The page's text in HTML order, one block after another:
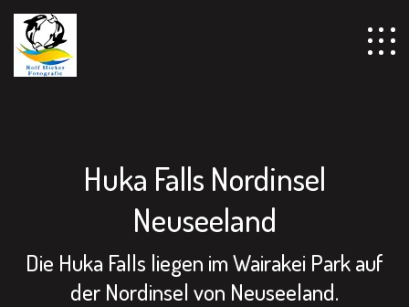
================================================== -->
Huka Falls Nordinsel
Neuseeland
Die Huka Falls liegen im Wairakei Park auf
der Nordinsel von Neuseeland.